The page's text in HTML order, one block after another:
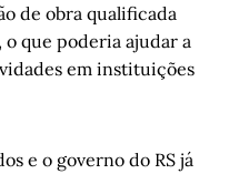
de obra qualificada
que poderia ajudar a
em instituições
e o governo do RS já